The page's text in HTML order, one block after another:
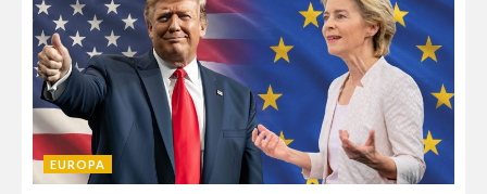
EUROPA